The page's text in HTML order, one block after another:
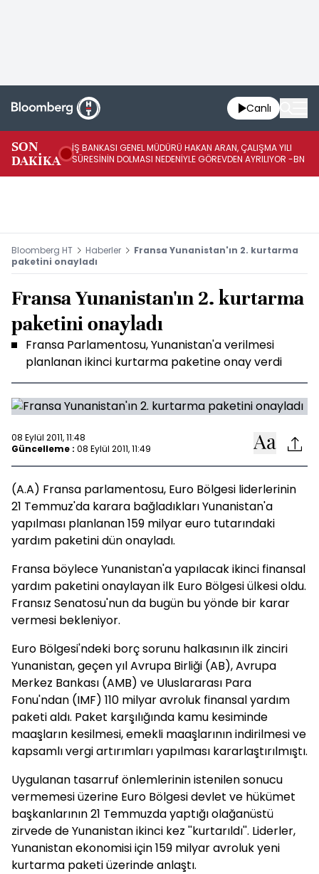
Canlı
SON
DAKİKA
İŞ BANKASI GENEL MÜDÜRÜ HAKAN ARAN, ÇALIŞMA YILI
SÜRESİNİN DOLMASI NEDENİYLE GÖREVDEN AYRILIYOR -BN
Bloomberg HT Haberler
Fransa Yunanistan'ın 2. kurtarma
paketini onayladı
Fransa Yunanistan'ın 2. kurtarma
paketini onayladı
Fransa Parlamentosu, Yunanistan'a verilmesi
planlanan ikinci kurtarma paketine onay verdi
08 Eylül 2011, 11:48
Güncelleme : 08 Eylül 2011, 11:49
(A.A) Fransa parlamentosu, Euro Bölgesi liderlerinin
21 Temmuz'da karara bağladıkları Yunanistan'a
yapılması planlanan 159 milyar euro tutarındaki
yardım paketini dün onayladı.
Fransa böylece Yunanistan'a yapılacak ikinci finansal
yardım paketini onaylayan ilk Euro Bölgesi ülkesi oldu.
Fransız Senatosu'nun da bugün bu yönde bir karar
vermesi bekleniyor.
Euro Bölgesi'ndeki borç sorunu halkasının ilk zinciri
Yunanistan, geçen yıl Avrupa Birliği (AB), Avrupa
Merkez Bankası (AMB) ve Uluslararası Para
Fonu'ndan (IMF) 110 milyar avroluk finansal yardım
paketi aldı. Paket karşılığında kamu kesiminde
maaşların kesilmesi, emekli maaşlarının indirilmesi ve
kapsamlı vergi artırımları yapılması kararlaştırılmıştı.
Uygulanan tasarruf önlemlerinin istenilen sonucu
vermemesi üzerine Euro Bölgesi devlet ve hükümet
başkanlarının 21 Temmuzda yaptığı olağanüstü
zirvede de Yunanistan ikinci kez ''kurtarıldı''. Liderler,
Yunanistan ekonomisi için 159 milyar avroluk yeni
kurtarma paketi üzerinde anlaştı.